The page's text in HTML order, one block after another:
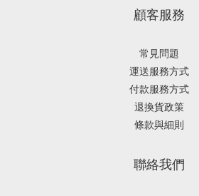
顧客服務
常見問題
運送服務方式
付款服務方式
退換貨政策
條款與細則
聯絡我們